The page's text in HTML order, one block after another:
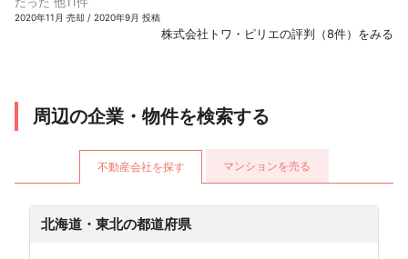
2020年11月 売却 / 2020年9月 投稿
株式会社トワ・ピリエの評判（8件）をみる
周辺の企業・物件を検索する
不動産会社を探す マンションを売る
北海道・東北の都道府県